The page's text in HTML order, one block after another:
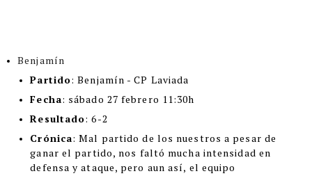
Benjamín
Partido: Benjamín - CP Laviada
Fecha: sábado 27 febrero 11:30h
Resultado: 6-2
Crónica:Mal partido de los nuestros a pesar de
ganar el partido, nos faltó mucha intensidad en
defensa y ataque, pero aun así, el equipo